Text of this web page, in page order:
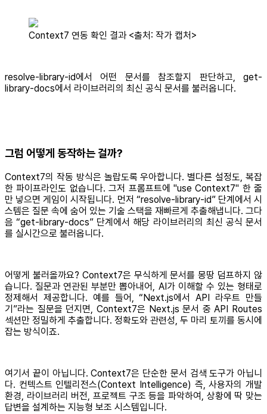
Context7 연동 확인 결과 <출처: 작가 캡처>
resolve-library-id에서 어떤 문서를 참조할지 판단하고, get-
library-docs에서 라이브러리의 최신 공식 문서를 불러옵니다.
그럼 어떻게 동작하는 걸까?
Context7의 작동 방식은 놀랍도록 우아합니다. 별다른 설정도, 복잡
한 파이프라인도 없습니다. 그저 프롬프트에 "use Context7" 한 줄
만 넣으면 게임이 시작됩니다. 먼저 “resolve-library-id” 단계에서 시
스템은 질문 속에 숨어 있는 기술 스택을 재빠르게 추출해냅니다. 그다
음 “get-library-docs” 단계에서 해당 라이브러리의 최신 공식 문서
를 실시간으로 불러옵니다.
어떻게 불러올까요? Context7은 무식하게 문서를 몽땅 덤프하지 않
습니다. 질문과 연관된 부분만 뽑아내어, AI가 이해할 수 있는 형태로
정제해서 제공합니다. 예를 들어, “Next.js에서 API 라우트 만들
기”라는 질문을 던지면, Context7은 Next.js 문서 중 API Routes
섹션만 정밀하게 추출합니다. 정확도와 관련성, 두 마리 토끼를 동시에
잡는 방식이죠.
여기서 끝이 아닙니다. Context7은 단순한 문서 검색 도구가 아닙니
다. 컨텍스트 인텔리전스(Context Intelligence) 즉, 사용자의 개발
환경, 라이브러리 버전, 프로젝트 구조 등을 파악하여, 상황에 딱 맞는
답변을 설계하는 지능형 보조 시스템입니다.